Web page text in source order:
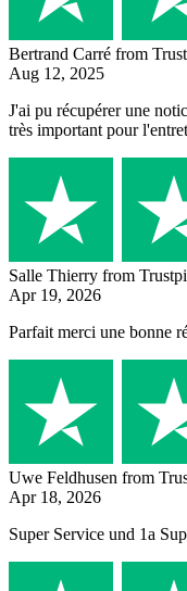
Bertrand Carré from
Aug 12, 2025
J'ai pu récupérer une
très important pour
Salle Thierry from
Apr 19, 2026
Parfait merci une bonne
Uwe Feldhusen from
Apr 18, 2026
Super Service und 1a